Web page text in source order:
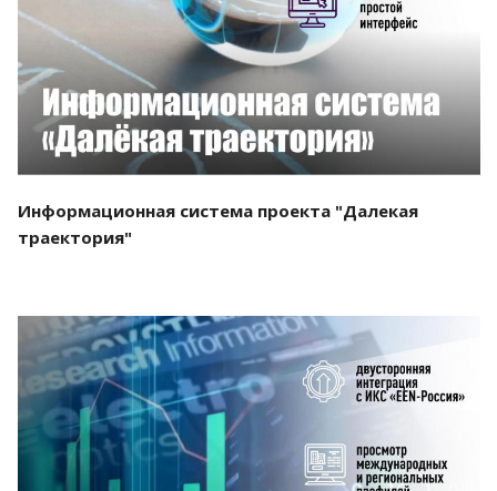
Смотреть проект
Информационная система проекта "Далекая
траектория"